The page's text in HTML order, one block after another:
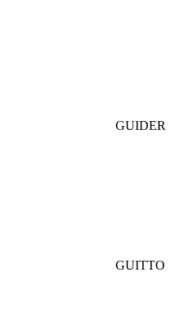
GUIDER
GUITTO